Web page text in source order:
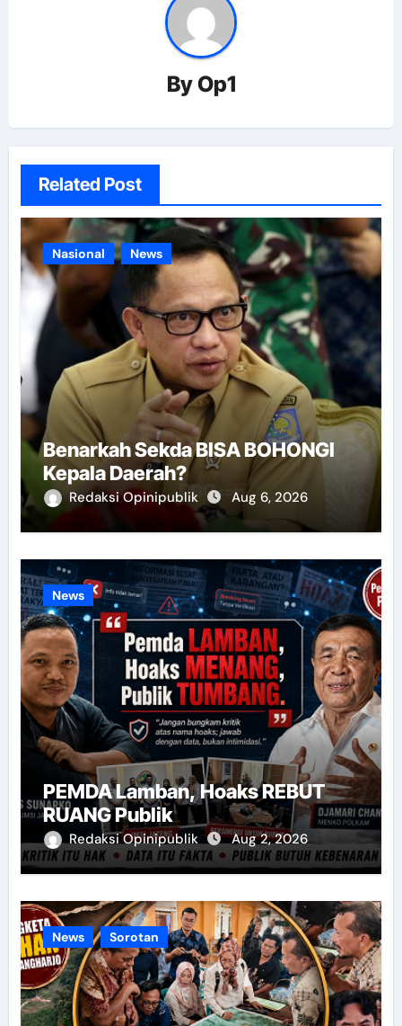
ByOp1
Related Post
Nasional News
Benarkah Sekda BISA BOHONGI
Kepala Daerah?
Redaksi Opinipublik Aug 6, 2026
News
PEMDA Lamban, Hoaks REBUT
RUANG Publik
Redaksi Opinipublik Aug 2, 2026
News Sorotan